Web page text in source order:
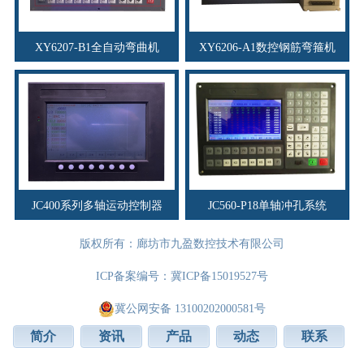
XY6207-B1全自动弯曲机 XY6206-A1数控钢筋弯箍机
JC400系列多轴运动控制器 JC560-P18单轴冲孔系统
版权所有：廊坊市九盈数控技术有限公司
ICP备案编号： 冀ICP备15019527号
冀公网安备 13100202000581号
简介 资讯 产品 动态 联系